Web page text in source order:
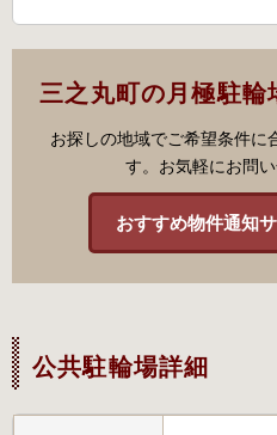
三之丸町の月極駐輪
お探しの地域でご希望条件に
す。お気軽にお問
おすすめ物件通知
公共駐輪場詳細